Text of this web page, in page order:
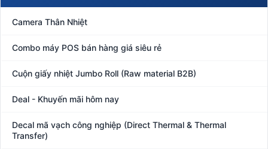
Camera Thân Nhiệt
Combo máy POS bán hàng giá siêu rẻ
Cuộn giấy nhiệt Jumbo Roll (Raw material B2B)
Deal - Khuyến mãi hôm nay
Decal mã vạch công nghiệp (Direct Thermal & Thermal
Transfer)